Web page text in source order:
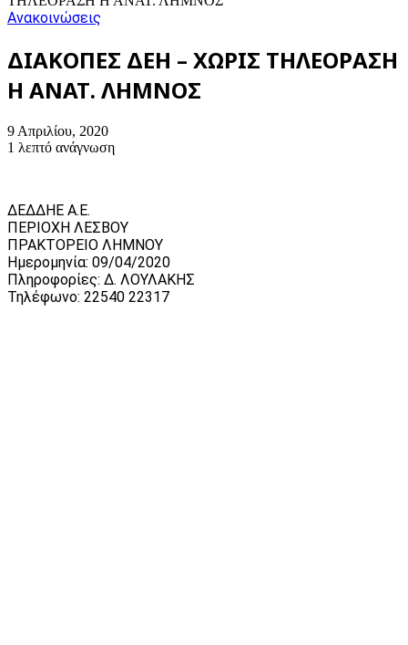
Ανακοινώσεις
ΔΙΑΚΟΠΕΣ ΔΕΗ – ΧΩΡΙΣ ΤΗΛΕΟΡΑΣΗ
Η ΑΝΑΤ. ΛΗΜΝΟΣ
9 Απριλίου, 2020
1 λεπτό ανάγνωση
ΔΕΔΔΗΕ Α.Ε.
ΠΕΡΙΟΧΗ ΛΕΣΒΟΥ
ΠΡΑΚΤΟΡΕΙΟ ΛΗΜΝΟΥ
Ημερομηνία: 09/04/2020
Πληροφορίες: Δ. ΛΟΥΛΑΚΗΣ
Τηλέφωνο: 22540 22317